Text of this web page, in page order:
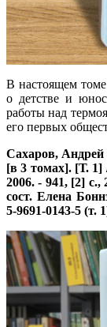
В настоящем
о детстве и
работы над
его первых
Сахаров,
[в 3 томах]. [Т.
2006. - 941, [2]
сост. Елена
5-9691-0143-5 (т.